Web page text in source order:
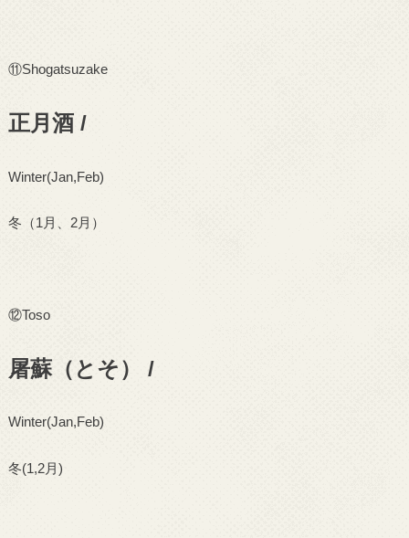
⑪Shogatsuzake
正月酒 /
Winter(Jan,Feb)
冬（1 月、 2月）
⑫Toso
屠蘇（とそ） /
Winter(Jan,Feb)
冬(1,2月)